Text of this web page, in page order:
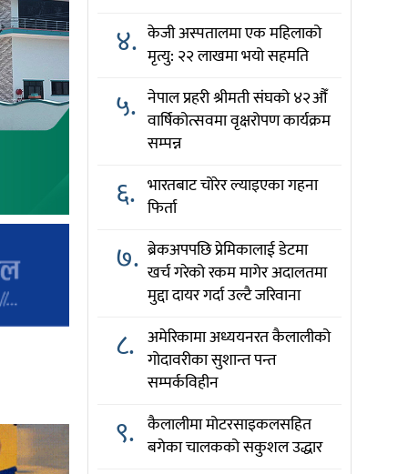
४. केजी अस्पतालमा एक महिलाको
मृत्यु: २२ लाखमा भयो सहमति
५. नेपाल प्रहरी श्रीमती संघको ४२औँ
वार्षिकोत्सवमा वृक्षरोपण कार्यक्रम
सम्पन्न
६. भारतबाट चोरेर ल्याइएका गहना
फिर्ता
७. ब्रेकअपपछि प्रेमिकालाई डेटमा
खर्च गरेको रकम मागेर अदालतमा
मुद्दा दायर गर्दा उल्टै जरिवाना
८. अमेरिकामा अध्ययनरत कैलालीको
गोदावरीका सुशान्त पन्त
सम्पर्कविहीन
९. कैलालीमा मोटरसाइकलसहित
बगेका चालकको सकुशल उद्धार